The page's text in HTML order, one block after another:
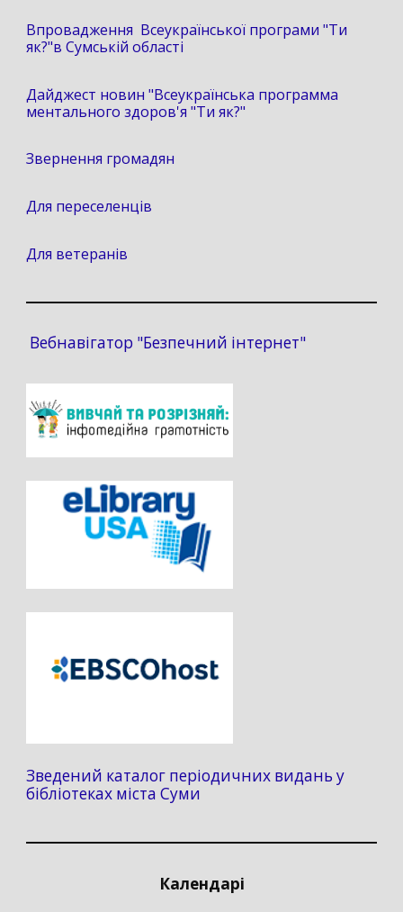
Впровадження Всеукраїнської програми "Ти
як?"в Сумській області
Дайджест новин "Всеукраїнська программа
ментального здоров'я "Ти як?"
Звернення громадян
Для переселенців
Для ветеранів
Вебнавігатор "Безпечний інтернет"
Зведений каталог періодичних видань у
бібліотеках міста Суми
Календарі